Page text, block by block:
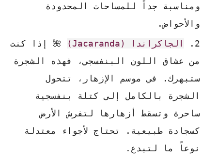
ومناسبة جداً للمساحات المحدودة
والأحواض.
الجاكراندا (Jacaranda)
🌺 إذا كنت
من عشاق اللون البنفسجي، فهذه الشجرة
ستبهرك. في موسم الإزهار، تتحول
الشجرة بالكامل إلى كتلة بنفسجية
ساحرة وتسقط أزهارها لتفرش الأرض
كسجادة طبيعية. تحتاج لأجواء معتدلة
نوعاً ما لتبدع.